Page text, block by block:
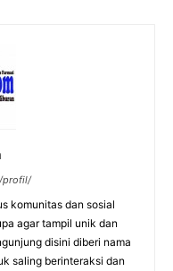
profil/
komunitas dan sosial
agar tampil unik dan
disini diberi nama
saling berinteraksi dan